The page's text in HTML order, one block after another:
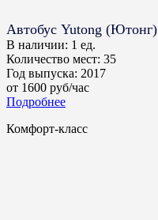
Автобус Yutong (Ютонг)
В наличии: 1 ед.
Количество мест: 35
Год выпуска: 2017
от 1600 руб/час
Подробнее
Комфорт-класс